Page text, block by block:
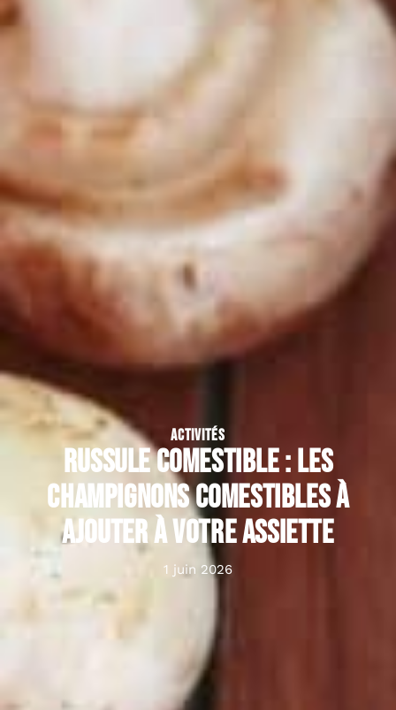
ACTIVITÉS
Russule comestible : les
champignons comestibles à
ajouter à votre assiette
1 juin 2026